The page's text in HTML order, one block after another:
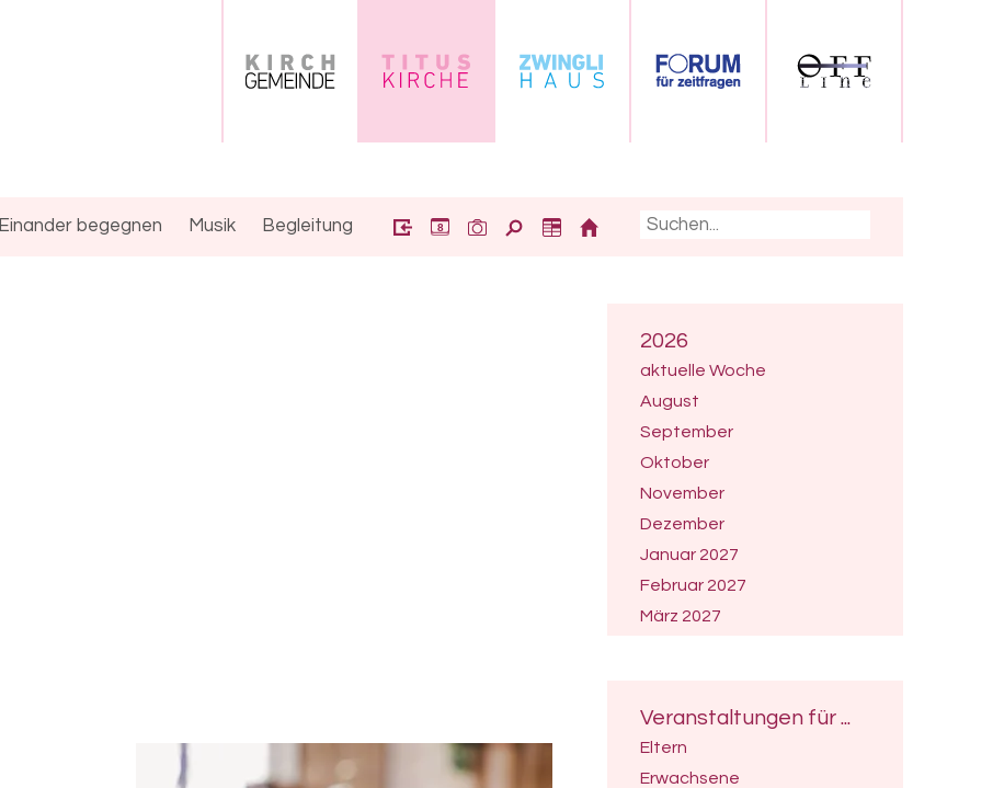
Einander begegnen Musik Begleitung 8
2026
aktuelle Woche
August
September
Oktober
November
Dezember
Januar 2027
Februar 2027
März 2027
Juni 2027
Juli 2027
Veranstaltungen für ...
Eltern
Erwachsene